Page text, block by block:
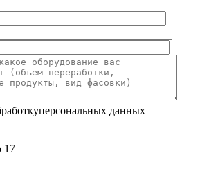
персональных данных
17